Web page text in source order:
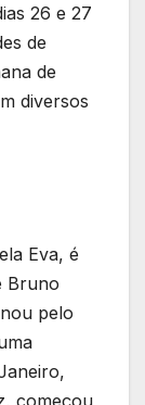
26 e 27
de
de
diversos
Eva, é
Bruno
pelo
começou